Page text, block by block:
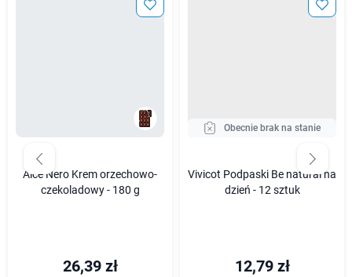
Alce Nero Krem orzechowo-
czekoladowy - 180 g
26,39 zł
Obecnie brak na stanie
Vivicot Podpaski Be natural na
dzień - 12 sztuk
12,79 zł